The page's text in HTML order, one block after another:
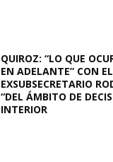
QUIROZ: “LO QUE
EN ADELANTE” CON EL
EXSUBSECRETARIO
“DEL ÁMBITO DE
INTERIOR